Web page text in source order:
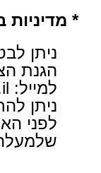
* מדיניות
ניתן
הגנת
למייל: yoram@hrus.co.il
ניתן
לפני